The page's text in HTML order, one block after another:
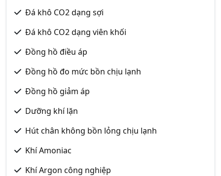
Đá khô CO2 dạng sợi
Đá khô CO2 dạng viên khối
Đồng hồ điều áp
Đồng hồ đo mức bồn chịu lạnh
Đồng hồ giảm áp
Dưỡng khí lặn
Hút chân không bồn lỏng chịu lạnh
Khí Amoniac
Khí Argon công nghiệp